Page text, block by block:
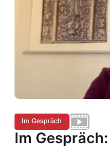
Im Gespräch
Im